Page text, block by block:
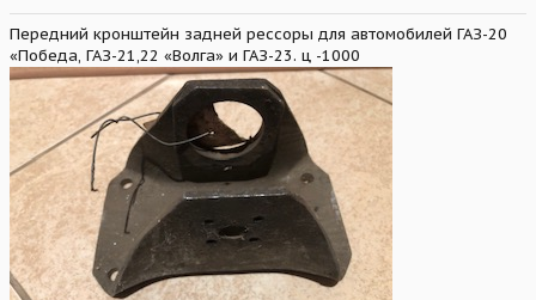
Передний кронштейн задней рессоры для автомобилей ГАЗ-20
«Победа, ГАЗ-21,22 «Волга» и ГАЗ-23. ц -1000